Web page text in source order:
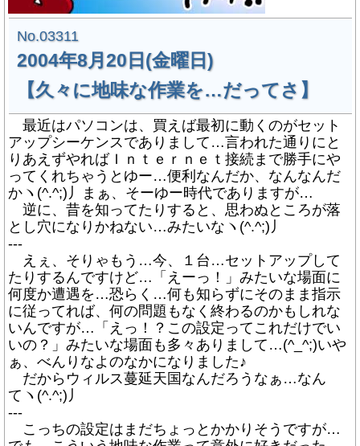
No.03311
2004年8月20日(金曜日)
【久々に地味な作業を…だってさ】
最近はパソコンは、買えば最初に動くのがセット
アップシーケンスでありまして…言われた通りにと
りあえずやればＩｎｔｅｒｎｅｔ接続まで勝手にや
ってくれちゃうとゆー…便利なんだか、なんなんだ
かヽ(^.^;)丿まぁ、そーゆー時代でありますが…
逆に、昔を知ってたりすると、思わぬところが落
とし穴になりかねない…みたいなヽ(^.^;)丿
---
えぇ、そりゃもう…今、１台…セットアップして
たりするんですけど…「えーっ！」みたいな場面に
何度か遭遇を…恐らく…何も知らずにそのまま指示
に従ってれば、何の問題もなく終わるのかもしれな
いんですが…「えっ！？この設定ってこれだけでい
いの？」みたいな場面も多々ありまして…(^_^;)いや
ぁ、べんりなよのなかになりました♪
だからウィルス蔓延天国なんだろうなぁ…なん
てヽ(^.^;)丿
---
こっちの設定はまだちょっとかかりそうですが…